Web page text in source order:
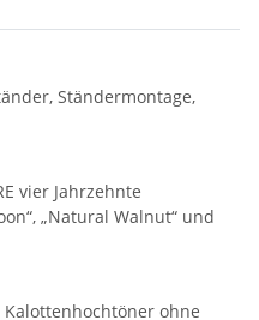
Ständermontage,
vier Jahrzehnte
„Natural Walnut“ und
ohne